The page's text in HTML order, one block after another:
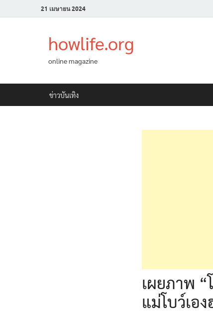
21 เมษายน 2024
howlife.org
online magazine
ข่าวบันเทิง
เผยภาพ
แม่โบว์เอง